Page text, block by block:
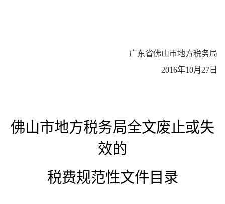
广东省佛山市地方税务局
2016年10月27日
佛山市地方税务局全文废止或失
效的
税费规范性文件目录